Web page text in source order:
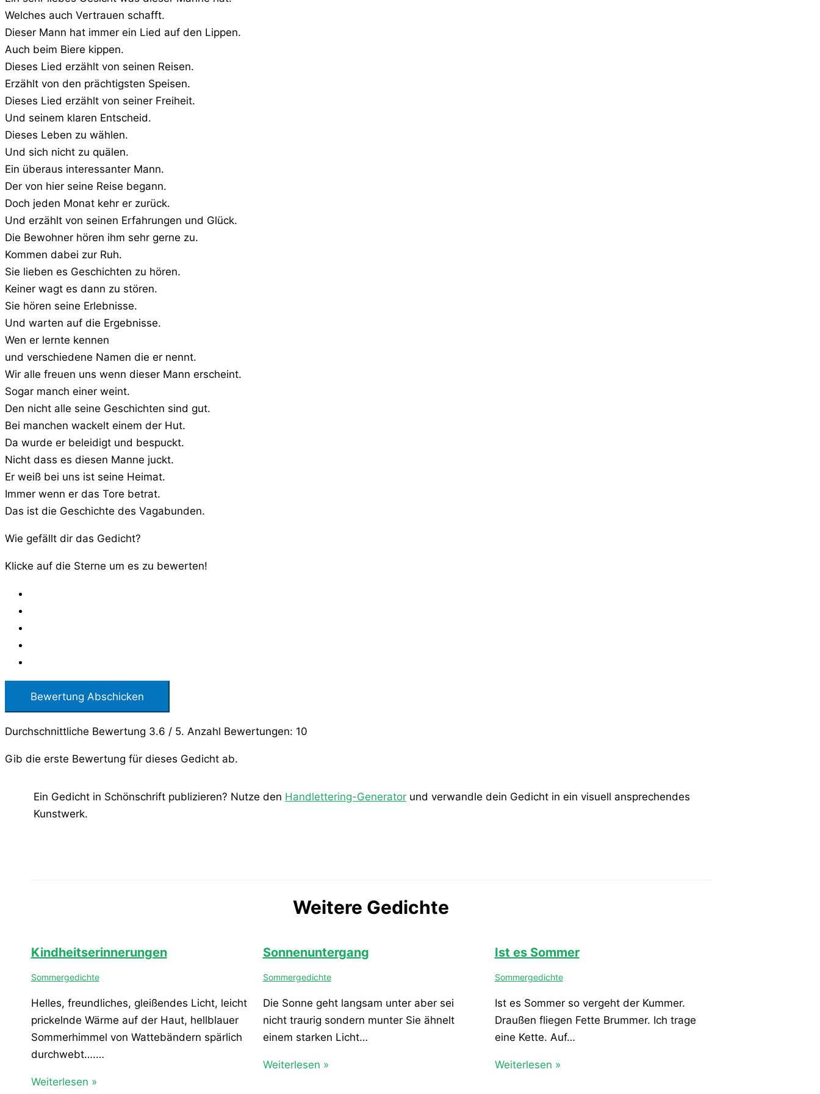
Welches auch Vertrauen schafft.
Dieser Mann hat immer ein Lied auf den Lippen.
Auch beim Biere kippen.
Dieses Lied erzählt von seinen Reisen.
Erzählt von den prächtigsten Speisen.
Dieses Lied erzählt von seiner Freiheit.
Und seinem klaren Entscheid.
Dieses Leben zu wählen.
Und sich nicht zu quälen.
Ein überaus interessanter Mann.
Der von hier seine Reise begann.
Doch jeden Monat kehr er zurück.
Und erzählt von seinen Erfahrungen und Glück.
Die Bewohner hören ihm sehr gerne zu.
Kommen dabei zur Ruh.
Sie lieben es Geschichten zu hören.
Keiner wagt es dann zu stören.
Sie hören seine Erlebnisse.
Und warten auf die Ergebnisse.
Wen er lernte kennen
und verschiedene Namen die er nennt.
Wir alle freuen uns wenn dieser Mann erscheint.
Sogar manch einer weint.
Den nicht alle seine Geschichten sind gut.
Bei manchen wackelt einem der Hut.
Da wurde er beleidigt und bespuckt.
Nicht dass es diesen Manne juckt.
Er weiß bei uns ist seine Heimat.
Immer wenn er das Tore betrat.
Das ist die Geschichte des Vagabunden.
Wie gefällt dir das Gedicht?
Klicke auf die Sterne um es zu bewerten!
Bewertung Abschicken
Durchschnittliche Bewertung 3.6 / 5. Anzahl Bewertungen: 10
Gib die erste Bewertung für dieses Gedicht ab.
Ein Gedicht in Schönschrift publizieren? Nutze den Handlettering-Generator und verwandle dein Gedicht in ein visuell ansprechendes
Kunstwerk.
Weitere Gedichte
Kindheitserinnerungen
Sommergedichte
Helles, freundliches, gleißendes Licht, leicht
prickelnde Wärme auf der Haut, hellblauer
Sommerhimmel von Wattebändern spärlich
durchwebt….…
Weiterlesen »
Sonnenuntergang
Sommergedichte
Die Sonne geht langsam unter aber sei
nicht traurig sondern munter Sie ähnelt
einem starken Licht…
Weiterlesen »
Ist es Sommer
Sommergedichte
Ist es Sommer so vergeht der Kummer.
Draußen fliegen Fette Brummer. Ich trage
eine Kette. Auf…
Weiterlesen »